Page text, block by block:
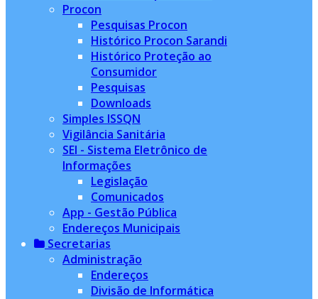
Procon
Pesquisas Procon
Histórico Procon Sarandi
Histórico Proteção ao
Consumidor
Pesquisas
Downloads
Simples ISSQN
Vigilância Sanitária
SEI - Sistema Eletrônico de
Informações
Legislação
Comunicados
App - Gestão Pública
Endereços Municipais
Secretarias
Administração
Endereços
Divisão de Informática